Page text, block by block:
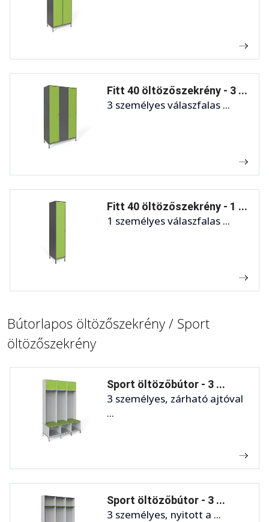
Fitt 40 öltözőszekrény - 3 ...
3 személyes válaszfalas ...
Fitt 40 öltözőszekrény - 1 ...
1 személyes válaszfalas ...
Bútorlapos öltözőszekrény / Sport
öltözőszekrény
Sport öltözőbútor - 3 ...
3 személyes, zárható ajtóval
...
Sport öltözőbútor - 3 ...
3 személyes, nyitott a ...